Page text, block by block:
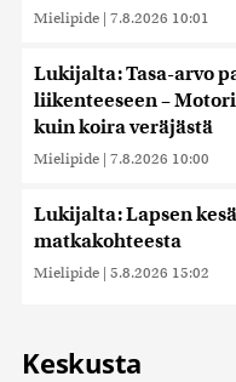
Mielipide | 7.8.2026 10:01
Lukijalta: Tasa-arvo
liikenteeseen –
kuin koira veräjästä
Mielipide | 7.8.2026 10:00
Lukijalta: Lapsen
matkakohteesta
Mielipide | 5.8.2026 15:02
Keskusta